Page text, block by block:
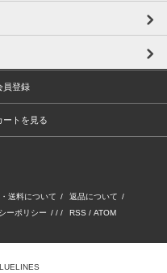
員登録
ートを見る
送料について / 返品について /
ーポリシー / / / RSS / ATOM